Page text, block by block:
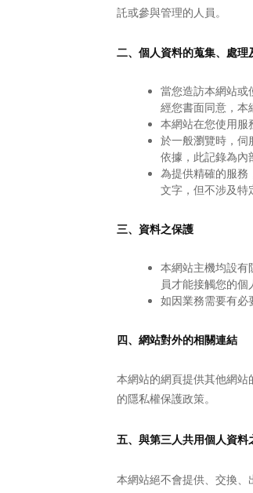
託或參與管理的人員。
二、個人資料的蒐集、處理
當您造訪本網站或
經您書面同意，本
本網站在您使用服
於一般瀏覽時，伺
依據，此記錄為內
為提供精確的服務
文字，但不涉及特
三、資料之保護
本網站主機均設有
員才能接觸您的個
如因業務需要有必
四、網站對外的相關連結
本網站的網頁提供其他網
的隱私權保護政策。
五、與第三人共用個人資料
本網站絕不會提供、交換、